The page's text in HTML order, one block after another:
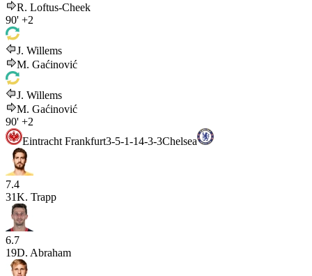
R. Loftus-Cheek
90' +2
J. Willems
M. Gaćinović
J. Willems
M. Gaćinović
90' +2
Eintracht Frankfurt3-5-1-14-3-3Chelsea
7.4
31K. Trapp
6.7
19D. Abraham